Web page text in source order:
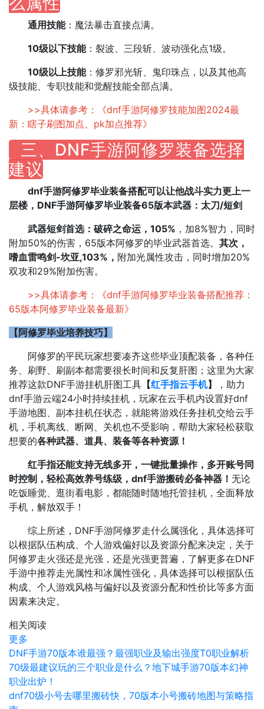
通用技能‌：魔法暴击直接点满。
10级以下技能‌：裂波、三段斩、波动强化点1级。
10级以上技能‌：修罗邪光斩、鬼印珠点，以及其他高
级技能、专职技能和觉醒技能全部点满‌。
>>具体请参考：《dnf手游阿修罗技能加图2024最
新：瞎子刷图加点、pk加点推荐》
三、DNF手游阿修罗装备选择
建议
dnf手游阿修罗毕业装备搭配可以让他战斗实力更上一
层楼，DNF手游阿修罗毕业装备65版本武器：太刀/短剑
武器短剑首选：破碎之命运，105% ，加8%智力，同时
附加50%的伤害，65版本阿修罗的毕业武器首选。 其次，
嗜血雷鸣剑-坎亚,103%， 附加光属性攻击，同时增加20%
双攻和29%附加伤害。
>>具体请参考：《dnf手游阿修罗毕业装备搭配推荐：
65版本阿修罗毕业装备最新》
【阿修罗毕业培养技巧】
阿修罗的平民玩家想要凑齐这些毕业顶配装备，各种任
务、刷野、刷副本都需要很长时间和反复肝图；这里为大家
推荐这款DNF手游挂机肝图工具 【红手指云手机】
，助力
dnf手游云端24小时持续挂机，玩家在云手机内设置好dnf
手游地图、副本挂机任状态，就能将游戏任务挂机交给云手
机，手机离线、断网、关机也不受影响，帮助大家轻松获取
想要的各种武器、道具、装备等各种资源！
红手指还能支持无线多开，一键批量操作，多开账号同
时控制，轻松高效养号练级，dnf手游搬砖必备神器！ 无论
吃饭睡觉、逛街看电影，都能随时随地托管挂机，全面释放
手机，解放双手！
综上所述，DNF手游阿修罗走什么属强化，具体选择可
以根据队伍构成、个人游戏偏好以及资源分配来决定，关于
阿修罗走火强还是光强，还是光强更普遍，了解更多在DNF
手游中推荐走光属性和冰属性强化，具体选择可以根据队伍
构成、个人游戏风格与偏好以及资源分配和性价比等多方面
因素来决定。
相关阅读
更多
DNF手游70版本谁最强？最强职业及输出强度T0职业解析
70级最建议玩的三个职业是什么？地下城手游70版本幻神
职业出炉！
dnf70级小号去哪里搬砖快，70版本小号搬砖地图与策略指